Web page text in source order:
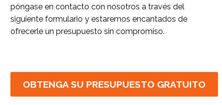
póngase en contacto con nosotros a través del
siguiente formulario y estaremos encantados de
ofrecerle un presupuesto sin compromiso.
OBTENGA SU PRESUPUESTO GRATUITO